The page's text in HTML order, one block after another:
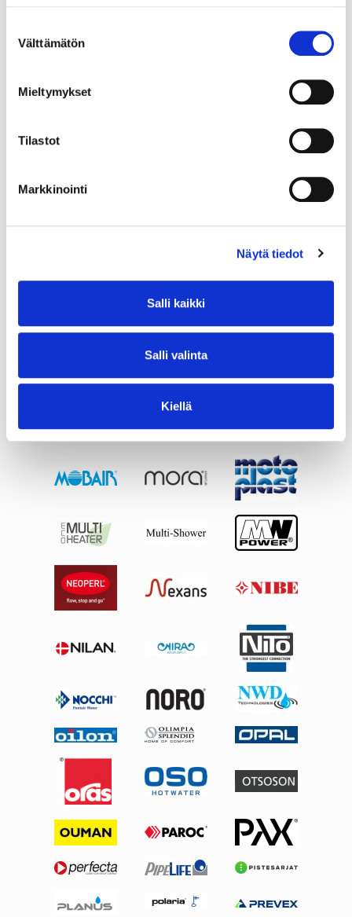
valinta
Välttämätön
Mieltymykset
Tilastot
Markkinointi
Näytä tiedot
Salli kaikki
Salli valinta
Kiellä